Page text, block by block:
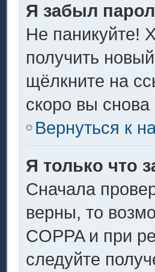
Я забыл
Не паникуйте!
получить
щёлкните на
скоро вы
Вернуться к
Я только что
Сначала
верны, то
COPPA и при
следуйте